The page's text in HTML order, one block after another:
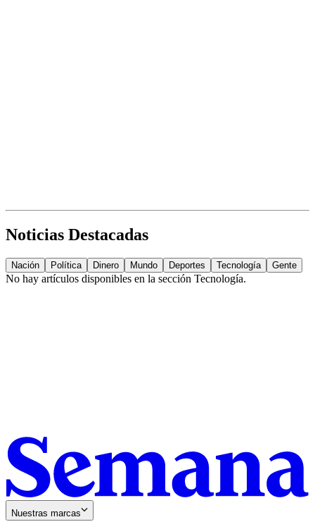
Noticias Destacadas
Nación Política Dinero Mundo Deportes Tecnología Gente
No hay artículos disponibles en la sección Tecnología.
Nuestras marcas